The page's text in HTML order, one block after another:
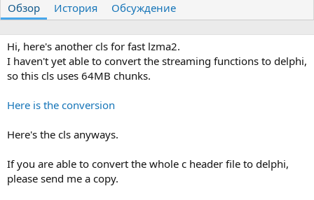
т
о
р
т
а
с
о
з
д
а
и
Обзор История Обсуждение
Hi, here's another cls for fast lzma2.
I haven't yet able to convert the streaming functions to delphi,
so this cls uses 64MB chunks.
Here is the conversion
Here's the cls anyways.
If you are able to convert the whole c header file to delphi,
please send me a copy.